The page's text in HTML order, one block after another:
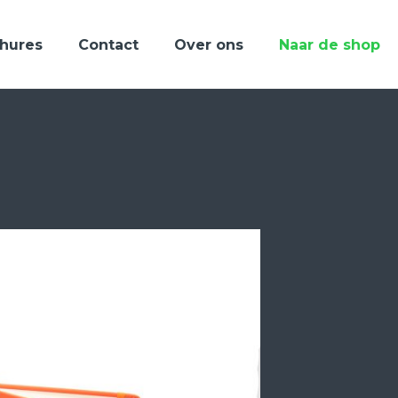
Contact Over ons Naar de shop